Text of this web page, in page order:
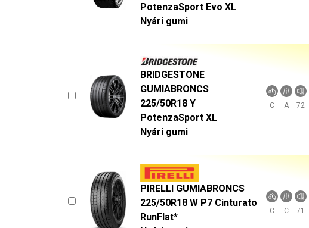
PotenzaSport Evo XL
Nyári gumi
BRIDGESTONE
GUMIABRONCS
225/50R18 Y
PotenzaSport XL
Nyári gumi
C A 72
PIRELLI GUMIABRONCS
225/50R18 W P7 Cinturato
RunFlat*
C C 71